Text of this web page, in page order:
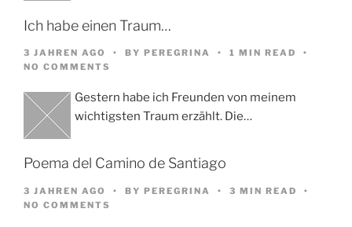
Ich habe einen Traum…
3 JAHREN AGO BY PEREGRINA
1 MIN READ
NO COMMENTS
Gestern habe ich Freunden von meinem
wichtigsten Traum erzählt. Die…
Poema del Camino de Santiago
3 JAHREN AGO BY PEREGRINA
3 MIN READ
NO COMMENTS